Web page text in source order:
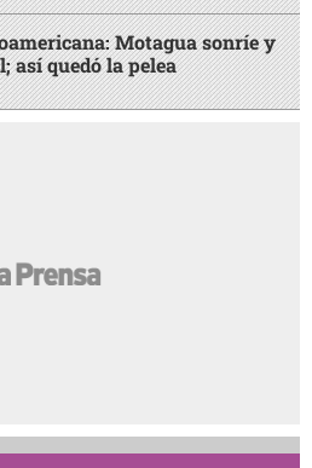
Motagua sonríe y
así quedó la pelea